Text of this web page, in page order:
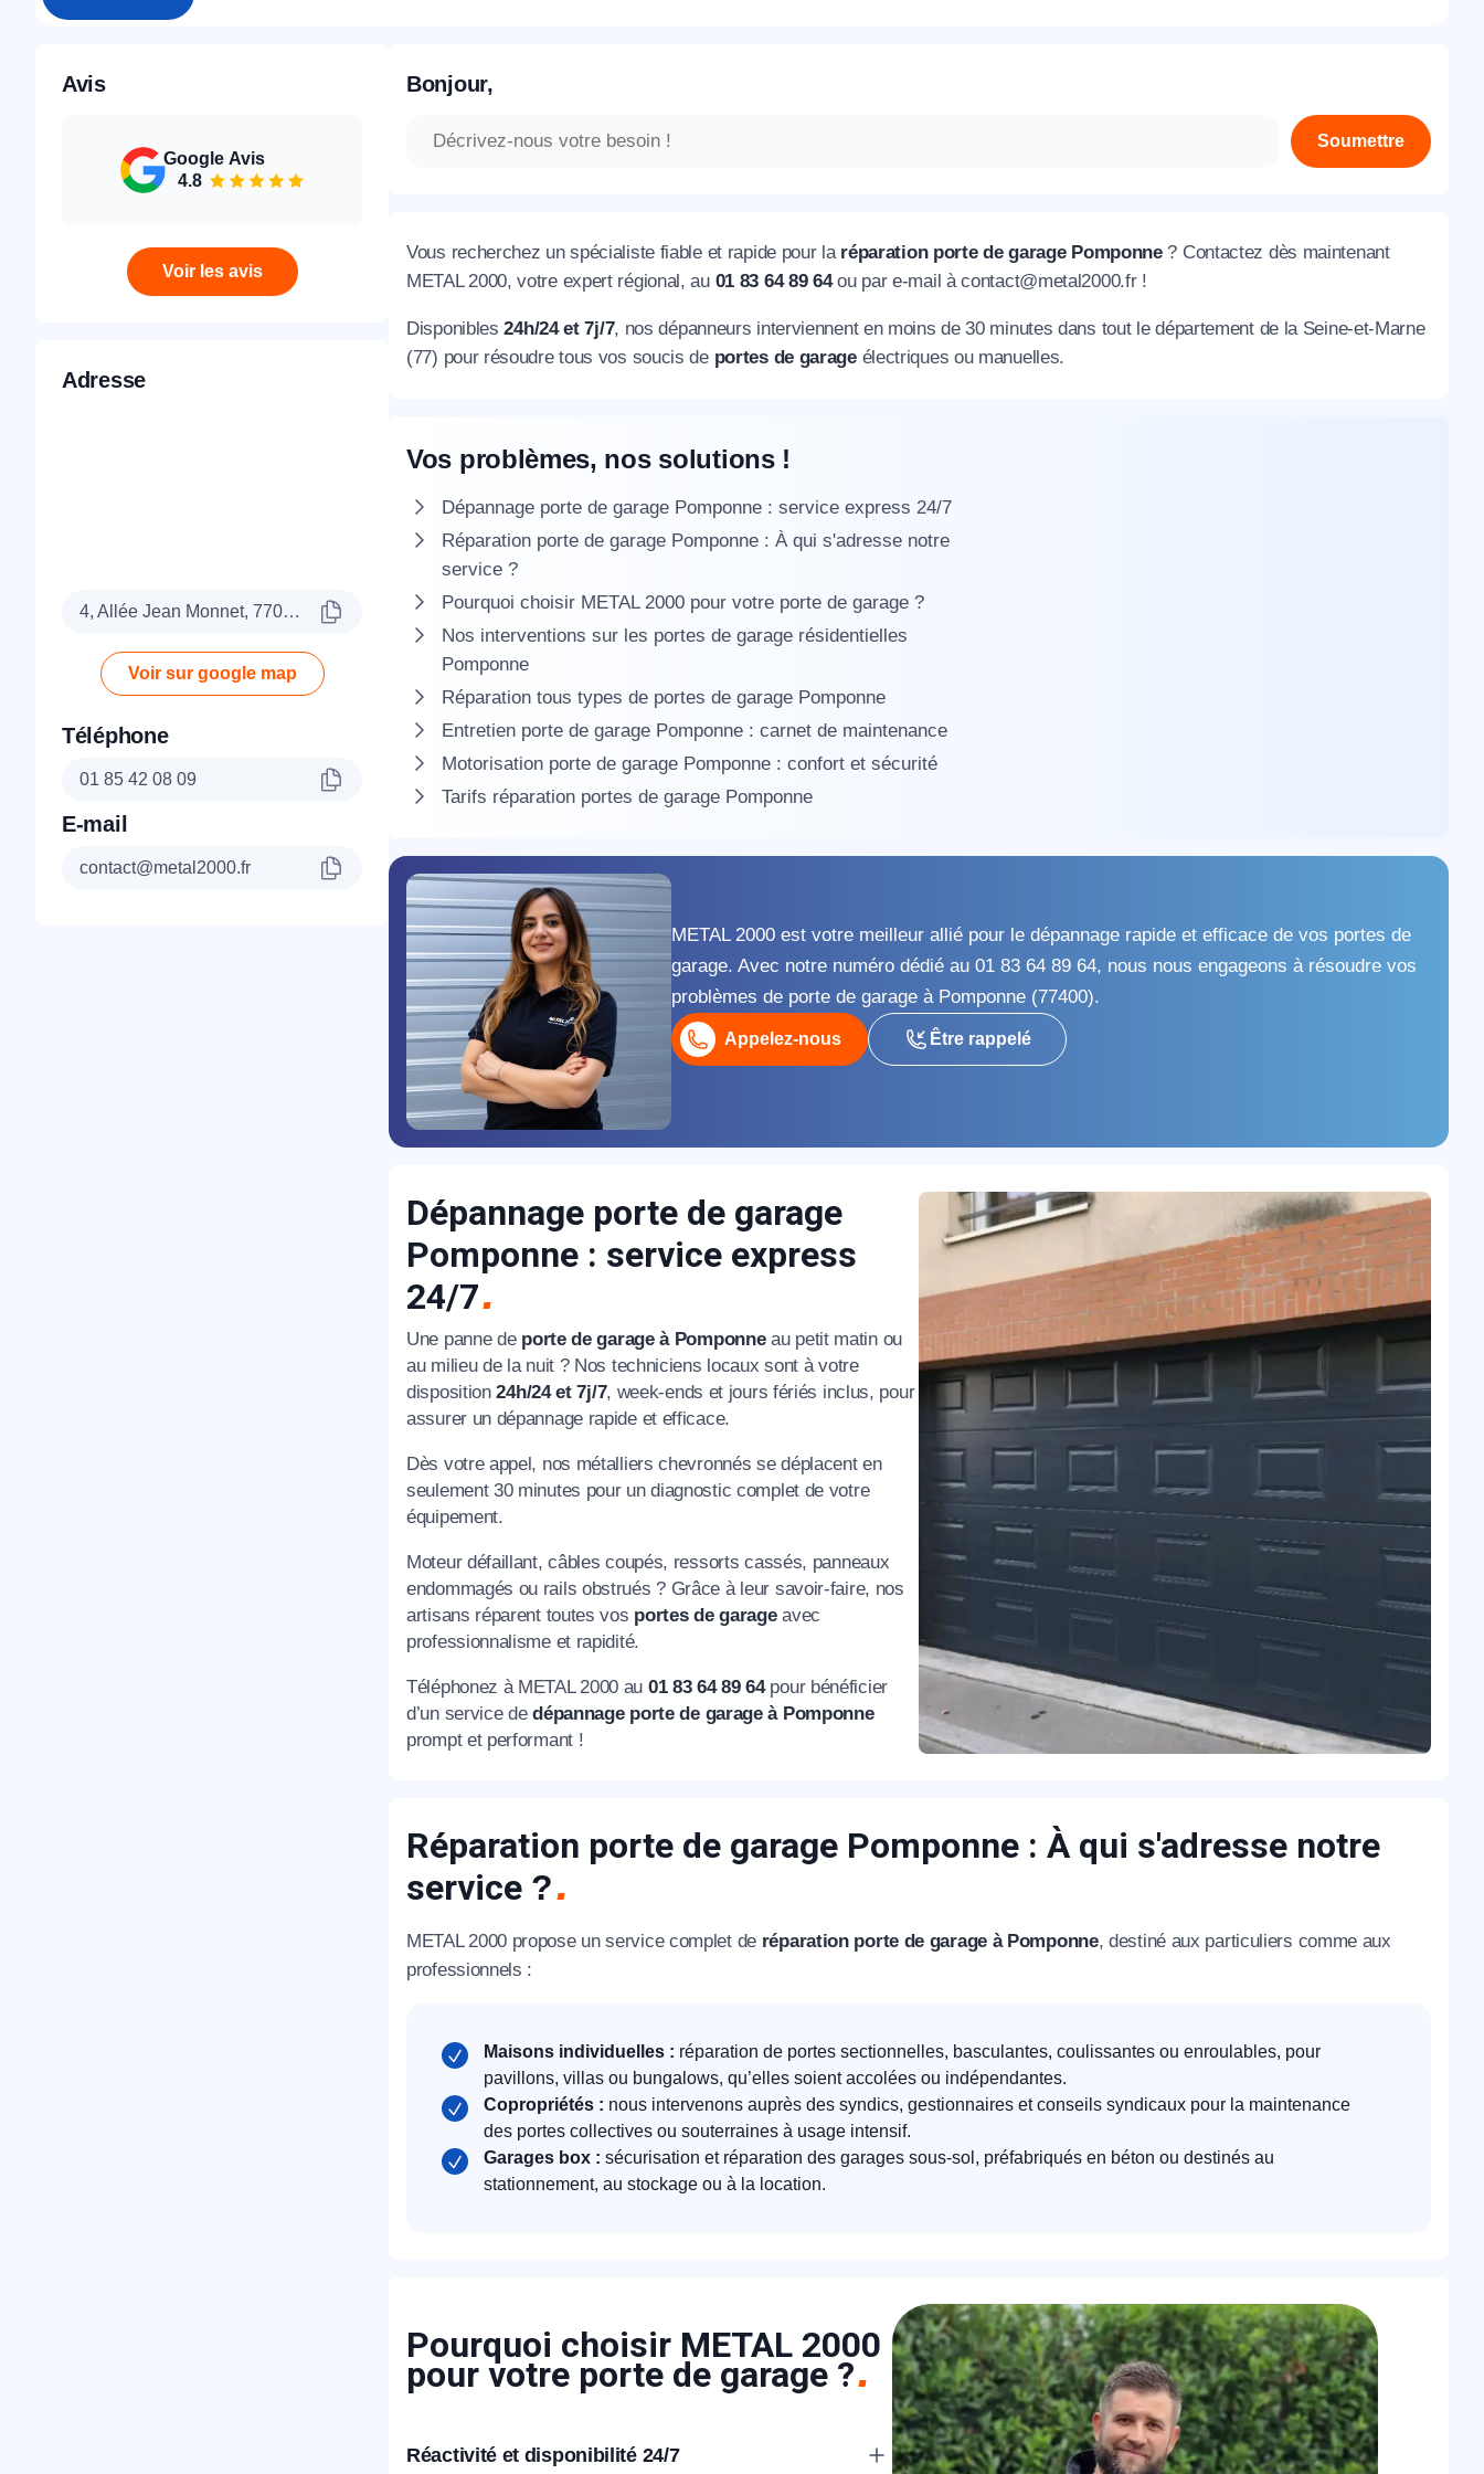
Avis
Google Avis
4.8
Voir les avis
Adresse
4, Allée Jean Monnet, 77090 Collégien
Voir sur google map
Téléphone
01 85 42 08 09
E-mail
contact@metal2000.fr
Bonjour,
Soumettre
Vous recherchez un spécialiste fiable et rapide pour la réparation porte de garage Pomponne? Contactez dès maintenant
METAL 2000, votre expert régional, au 01 83 64 89 64ou par e-mail à contact@metal2000.fr !
Disponibles24h/24 et 7j/7, nos dépanneurs interviennent en moins de 30 minutes dans tout le département de la Seine-et-Marne
(77) pour résoudre tous vos soucis de portes de garageélectriques ou manuelles.
Vos problèmes, nos solutions !
Dépannage porte de garage Pomponne : service express 24/7
Réparation porte de garage Pomponne : À qui s'adresse notre
service ?
Pourquoi choisir METAL 2000 pour votre porte de garage ?
Nos interventions sur les portes de garage résidentielles
Pomponne
Réparation tous types de portes de garage Pomponne
Entretien porte de garage Pomponne : carnet de maintenance
Motorisation porte de garage Pomponne : confort et sécurité
Tarifs réparation portes de garage Pomponne
METAL 2000 est votre meilleur allié pour le dépannage rapide et efficace de vos portes de
garage. Avec notre numéro dédié au 01 83 64 89 64, nous nous engageons à résoudre vos
problèmes de porte de garage à Pomponne (77400).
Appelez-nous Être rappelé
Dépannage porte de garage
Pomponne : service express
24/7
Une panne de porte de garage à Pomponneau petit matin ou
au milieu de la nuit ? Nos techniciens locaux sont à votre
disposition24h/24 et 7j/7, week-ends et jours fériés inclus, pour
assurer un dépannage rapide et efficace.
Dès votre appel, nos métalliers chevronnés se déplacent en
seulement 30 minutes pour un diagnostic complet de votre
équipement.
Moteur défaillant, câbles coupés, ressorts cassés, panneaux
endommagés ou rails obstrués ? Grâce à leur savoir-faire, nos
artisans réparent toutes vos portes de garageavec
professionnalisme et rapidité.
Téléphonez à METAL 2000 au 01 83 64 89 64pour bénéficier
d’un service dedépannage porte de garage à Pomponne
prompt et performant !
Réparation porte de garage Pomponne : À qui s'adresse notre
service ?
METAL 2000 propose un service complet de réparation porte de garage à Pomponne, destiné aux particuliers comme aux
professionnels :
Maisons individuelles : réparation de portes sectionnelles, basculantes, coulissantes ou enroulables, pour
pavillons, villas ou bungalows, qu’elles soient accolées ou indépendantes.
Copropriétés : nous intervenons auprès des syndics, gestionnaires et conseils syndicaux pour la maintenance
des portes collectives ou souterraines à usage intensif.
Garages box : sécurisation et réparation des garages sous-sol, préfabriqués en béton ou destinés au
stationnement, au stockage ou à la location.
Pourquoi choisir METAL 2000
pour votre porte de garage ?
Réactivité et disponibilité 24/7
Rappel immédiat
Nous vous remercions pour
votre confiance !
+33
Code Postal
* Champs obligatoires pour traiter votre demande.